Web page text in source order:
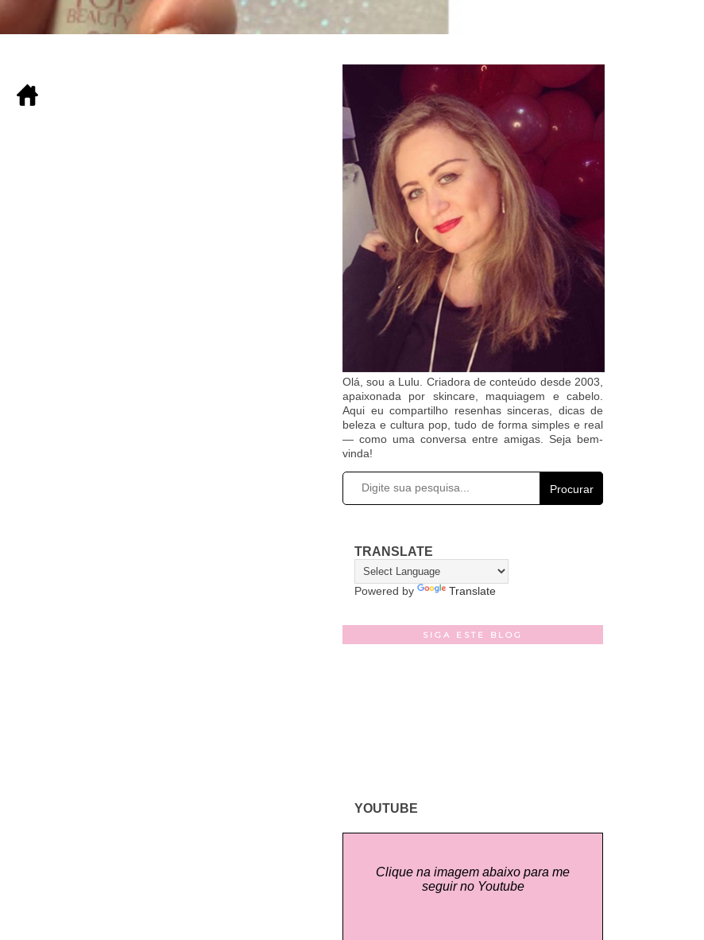
Olá, sou a Lulu. Criadora de conteúdo desde 2003,
apaixonada por skincare, maquiagem e cabelo.
Aqui eu compartilho resenhas sinceras, dicas de
beleza e cultura pop, tudo de forma simples e real
— como uma conversa entre amigas. Seja bem-
vinda!
Procurar
TRANSLATE
Powered by Translate
SIGA ESTE BLOG
YOUTUBE
Clique na imagem abaixo para me
seguir no Youtube